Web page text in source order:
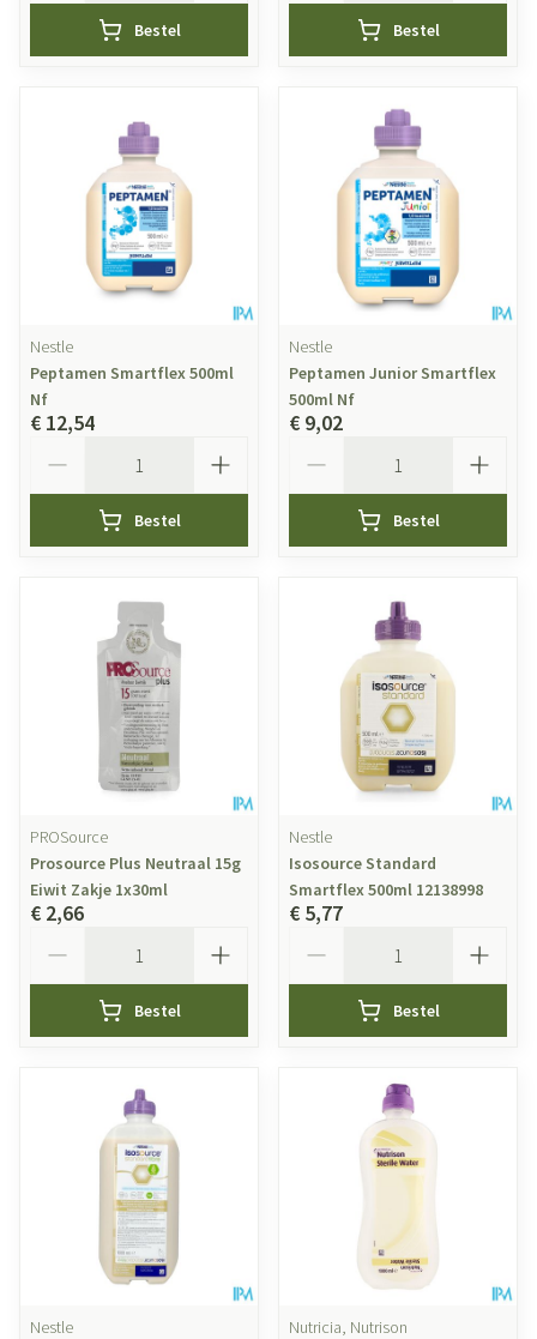
Bestel Bestel
Nestle
Peptamen Smartflex 500ml
Nf
€ 12,54
Bestel
Nestle
Peptamen Junior Smartflex
500ml Nf
€ 9,02
Bestel
PROSource
Prosource Plus Neutraal 15g
Eiwit Zakje 1x30ml
€ 2,66
Bestel
Nestle
Isosource Standard
Smartflex 500ml 12138998
€ 5,77
Bestel
Nestle
Nutricia, Nutrison